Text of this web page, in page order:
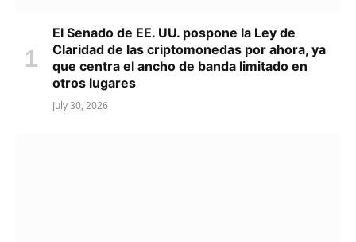
El Senado de EE. UU. pospone la Ley de
Claridad de las criptomonedas por ahora, ya
que centra el ancho de banda limitado en
otros lugares
July 30, 2026